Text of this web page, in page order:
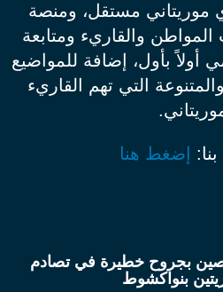
موريتاني مستقل، ومنصة
والقاريء ومتابعة
أولاً بأول، إضافة للمواضيع
التي تهم القاريء
إضغط هنا
بجروح خطيرة في تصادم
بنواكشوط